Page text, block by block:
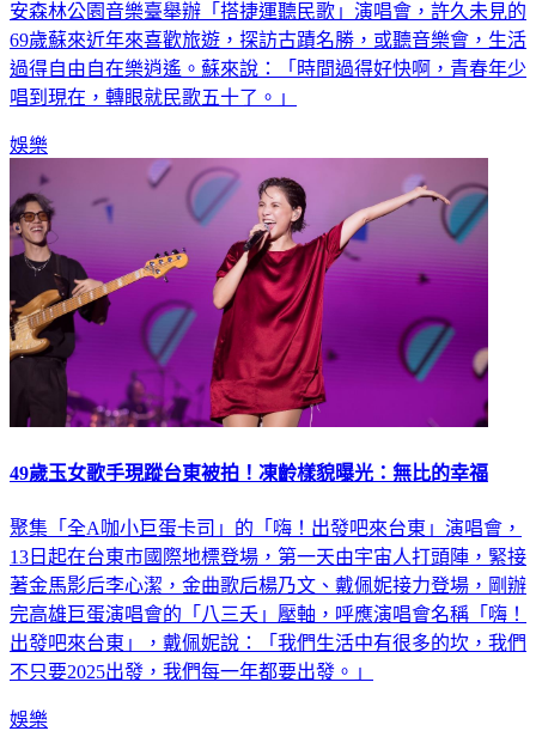
安森林公園音樂臺舉辦「搭捷運聽民歌」演唱會，許久未見的
69歲蘇來近年來喜歡旅遊，探訪古蹟名勝，或聽音樂會，生活
過得自由自在樂逍遙。蘇來說：「時間過得好快啊，青春年少
唱到現在，轉眼就民歌五十了。」
娛樂
49歲玉女歌手現蹤台東被拍！凍齡樣貌曝光：無比的幸福
聚集「全A咖小巨蛋卡司」的「嗨！出發吧來台東」演唱會，
13日起在台東市國際地標登場，第一天由宇宙人打頭陣，緊接
著金馬影后李心潔，金曲歌后楊乃文、戴佩妮接力登場，剛辦
完高雄巨蛋演唱會的「八三夭」壓軸，呼應演唱會名稱「嗨！
出發吧來台東」，戴佩妮說：「我們生活中有很多的坎，我們
不只要2025出發，我們每一年都要出發。」
娛樂